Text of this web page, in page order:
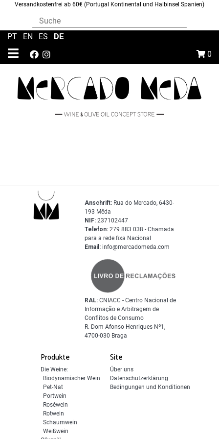
Versandkostenfrei ab 60€ (Portugal Kontinental und Halbinsel Spanien)
0
PT EN ES DE
Produkte
Die Weine:
Biodynamischer Wein
Pet-Nat
Portwein
Roséwein
Rotwein
Schaumwein
Weißwein
Site
Über uns
Datenschutzerklärung
Bedingungen und Konditionen
Anschrift: Rua do Mercado, 6430-
193 Mêda
NIF: 237102447
Telefon: 279 883 038 - Chamada
para a rede fixa Nacional
Email: info@mercadomeda.com
RAL: CNIACC - Centro Nacional de
Informação e Arbitragem de
Conflitos de Consumo
R. Dom Afonso Henriques Nº1,
4700-030 Braga